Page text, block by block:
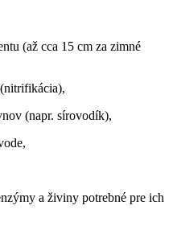
(až cca 15 cm za zimné
(napr. sírovodík),
a živiny potrebné pre ich